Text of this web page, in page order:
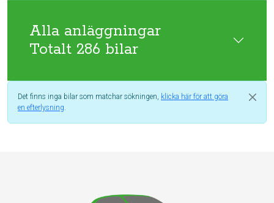
Alla anläggningar
Totalt 286 bilar
Det finns inga bilar som matchar sökningen, klicka här för att göra
en efterlysning.